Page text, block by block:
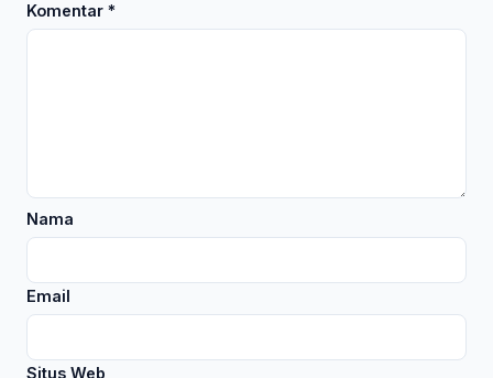
Komentar *
Nama
Email
Situs Web